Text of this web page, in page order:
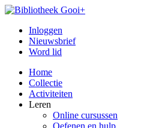
Inloggen
Nieuwsbrief
Word lid
Home
Collectie
Activiteiten
Leren
Online cursussen
Oefenen en hulp